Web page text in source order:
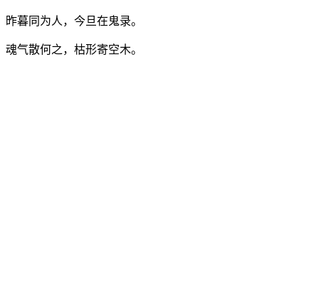
昨暮同为人，今旦在鬼录。
魂气散何之，枯形寄空木。